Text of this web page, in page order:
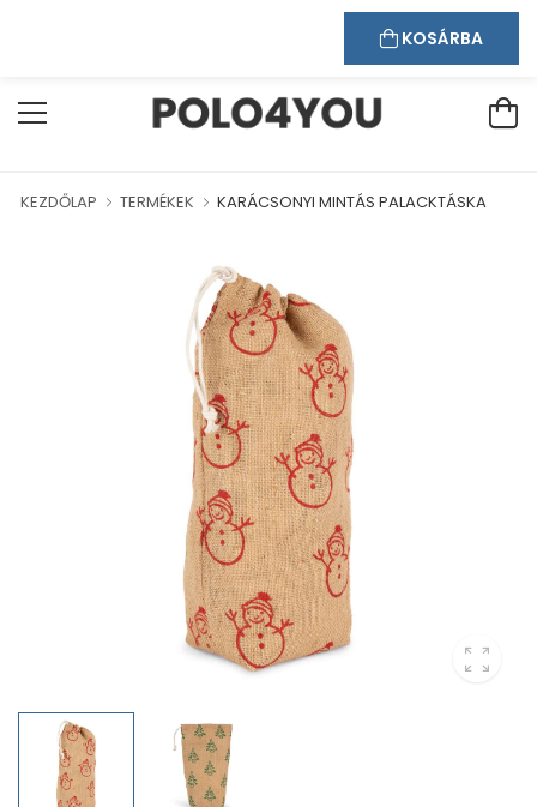
Bejelentkezés Regisztráció
KEZDŐLAP TERMÉKEK KARÁCSONYI MINTÁS PALACKTÁSKA
KOSÁRBA